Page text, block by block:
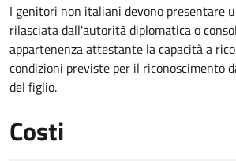
I genitori non italiani devono presentare
rilasciata dall'autorità diplomatica o
appartenenza attestante la capacità a
condizioni previste per il riconoscimento
del figlio.
Costi